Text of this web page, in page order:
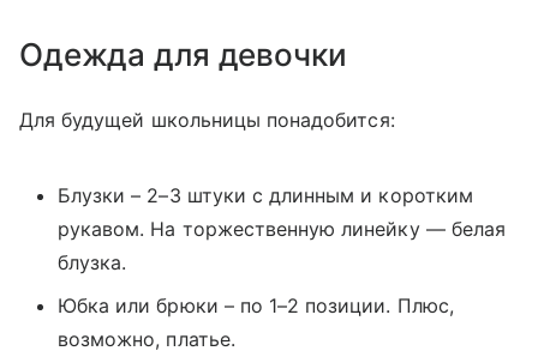
Одежда для девочки
Для будущей школьницы понадобится:
Блузки – 2–3 штуки с длинным и коротким
рукавом. На торжественную линейку — белая
блузка.
Юбка или брюки – по 1–2 позиции. Плюс,
возможно, платье.